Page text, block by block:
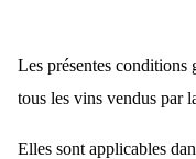
Les présentes conditions
tous les vins vendus par
Elles sont applicables